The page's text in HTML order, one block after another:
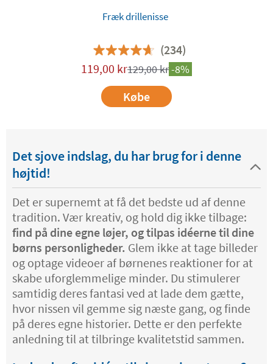
Fræk drillenisse
(234)
119,00 kr129,00kr-8%
Købe
Det sjove indslag, du har brug for i denne
højtid!
Det er supernemt at få det bedste ud af denne
tradition. Vær kreativ, og hold dig ikke tilbage:
find på dine egne løjer, og tilpas idéerne til dine
børns personligheder. Glem ikke at tage billeder
og optage videoer af børnenes reaktioner for at
skabe uforglemmelige minder. Du stimulerer
samtidig deres fantasi ved at lade dem gætte,
hvor nissen vil gemme sig næste gang, og finde
på deres egne historier. Dette er den perfekte
anledning til at tilbringe kvalitetstid sammen.